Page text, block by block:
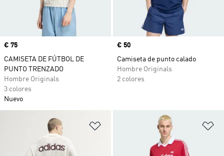
Precio
€ 75
CAMISETA DE FÚTBOL DE
PUNTO TRENZADO
Hombre Originals
3 colores
Nuevo
Precio
€ 50
Camiseta de punto calado
Hombre Originals
2 colores
Añadir a la lista de deseos